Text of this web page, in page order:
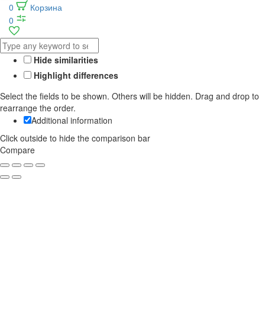
0
Корзина
0
Hide similarities
Highlight differences
Select the fields to be shown. Others will be hidden. Drag and drop to
rearrange the order.
Additional information
Click outside to hide the comparison bar
Compare